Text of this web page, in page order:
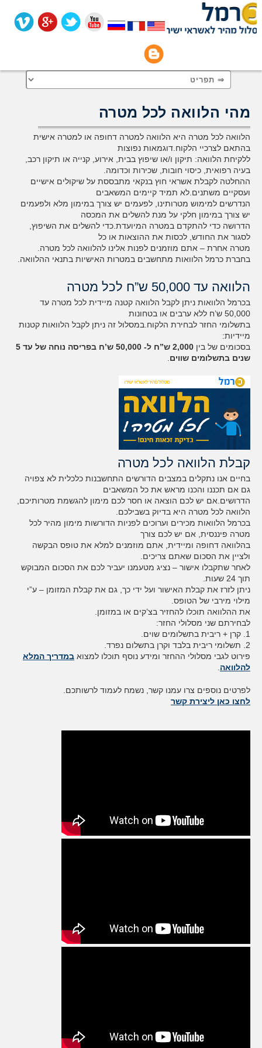
מהי הלוואה לכל מטרה
הלוואה לכל מטרה היא הלוואה למטרה דחופה או למטרה אישית
בהתאם לצרכיי הלקוח.דוגמאות נפוצות
ללקיחת הלוואה: תיקון ו/או שיפוץ בבית, אירוע, קנייה או תיקון רכב,
בעיה רפואית, כיסוי חובות, שכירות וכדומה.
ההחלטה לקבלת אשראי חוץ בנקאי מתבססת על שיקולים אישיים
ועסקיים משתנים.לא תמיד קיימים המשאבים
הנדרשים למימוש מטרותינו, לפעמים יש צורך במימון מלא ולפעמים
יש צורך במימון חלקי על מנת להשלים את המכסה
הדרושה כדי להתקדם במטרה המיועדת.כדי להשלים את השיפוץ,
לסגור את החודש, לכסות את ההוצאות או כל
מטרה אחרת – אתם מוזמנים לפנות אלינו להלוואה לכל מטרה.
בחברת כרמל הלוואות מתחשבים במטרות האישיות בתנאי ההלוואה.
הלוואה עד 50,000 ש”ח לכל מטרה
בכרמל הלוואות ניתן לקבל הלוואה קטנה מיידית לכל מטרה עד
50,000 ש’ח ללא ערבים או בטחונות
בתשלומי החזר לבחירת הלקוח.במסלול זה ניתן לקבל הלוואות קטנות
מיידיות:
בסכומים של בין
2,000 ש”ח ל- 50,000 ש’ח בפריסה נוחה של עד 5
שנים בתשלומים שווים
קבלת הלוואה לכל מטרה
בחיים אנו נתקלים במצבים הדורשים התחשבנות כלכלית לא צפויה
גם אם תכננו והכנו מראש את כל המשאבים
הדרושים.אם יש לכם הוצאה או חסר לכם מימון להגשמת מטרותיכם,
הלוואה לכל מטרה היא בדיוק בשבילכם.
בכרמל הלוואות מכירים וערוכים לפניות הדורשות מימון מהיר לכל
מטרה פיננסית, אם יש לכם צורך
בהלוואה דחופה ומיידית, אתם מוזמנים למלא את טופס הבקשה
ולציין את הסכום שאתם צריכים.
לאחר שתקבלו אישור – נציג מטעמנו יעביר לכם את הסכום המבוקש
תוך 24 שעות.
ניתן לזרז את קבלת האישור ועל ידי כך, גם את קבלת המזומן – ע”י
מילוי מירבי של הטופס.
את ההלוואה תוכלו להחזיר בצ’קים או במזומן.
לבחירתם שני מסלולי החזר:
1. קרן + ריבית בתשלומים שוים.
2. תשלומי ריבית בלבד וקרן בתשלום נפרד.
פירוט לגבי מסלולי ההחזר ומידע נוסף תוכלו למצוא במדריך המלא
להלוואה
לפרטים נוספים צרו עמנו קשר, נשמח לעמוד לרשותכם.
לחצו כאן ליצירת קשר